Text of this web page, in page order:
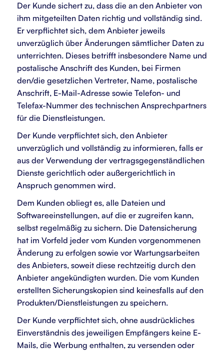
Der Kunde sichert zu, dass die an den Anbieter von
ihm mitgeteilten Daten richtig und vollständig sind.
Er verpflichtet sich, dem Anbieter jeweils
unverzüglich über Änderungen sämtlicher Daten zu
unterrichten. Dieses betrifft insbesondere Name und
postalische Anschrift des Kunden, bei Firmen
den/die gesetzlichen Vertreter, Name, postalische
Anschrift, E-Mail-Adresse sowie Telefon- und
Telefax-Nummer des technischen Ansprechpartners
für die Dienstleistungen.
Der Kunde verpflichtet sich, den Anbieter
unverzüglich und vollständig zu informieren, falls er
aus der Verwendung der vertragsgegenständlichen
Dienste gerichtlich oder außergerichtlich in
Anspruch genommen wird.
Dem Kunden obliegt es, alle Dateien und
Softwareeinstellungen, auf die er zugreifen kann,
selbst regelmäßig zu sichern. Die Datensicherung
hat im Vorfeld jeder vom Kunden vorgenommenen
Änderung zu erfolgen sowie vor Wartungsarbeiten
des Anbieters, soweit diese rechtzeitig durch den
Anbieter angekündigten wurden. Die vom Kunden
erstellten Sicherungskopien sind keinesfalls auf den
Produkten/Dienstleistungen zu speichern.
Der Kunde verpflichtet sich, ohne ausdrückliches
Einverständnis des jeweiligen Empfängers keine E-
Mails, die Werbung enthalten, zu versenden oder